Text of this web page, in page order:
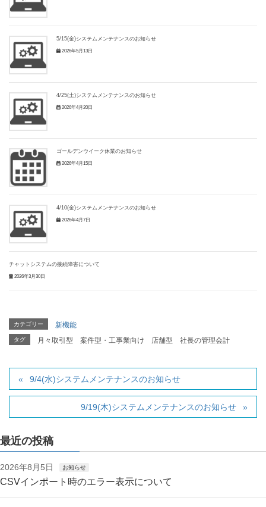
5/15(金)システムメンテナンスのお知らせ
2026年5月13日
4/25(土)システムメンテナンスのお知らせ
2026年4月20日
ゴールデンウイーク休業のお知らせ
2026年4月15日
4/10(金)システムメンテナンスのお知らせ
2026年4月7日
チャットシステムの接続障害について
2026年3月30日
カテゴリー 新機能
タグ 月々取引型 案件型・工事業向け 店舗型 社長の管理会計
9/4(水)システムメンテナンスのお知らせ
9/19(木)システムメンテナンスのお知らせ
最近の投稿
2026年8月5日 お知らせ
CSVインポート時のエラー表示について